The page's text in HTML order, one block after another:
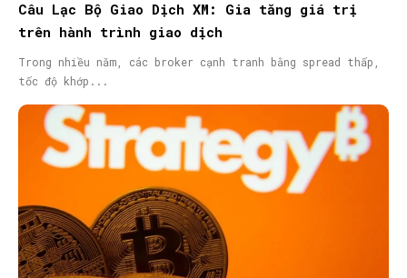
Câu Lạc Bộ Giao Dịch XM: Gia tăng giá trị
trên hành trình giao dịch
Trong nhiều năm, các broker cạnh tranh bằng spread thấp,
tốc độ khớp...